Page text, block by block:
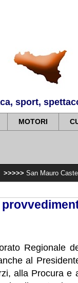
sport,
MOTORI
Mauro Castelverde
Regionale
al
alla Procura e